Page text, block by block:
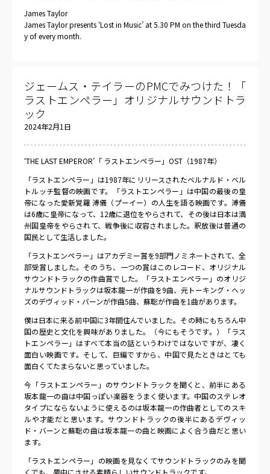
James Taylor
James Taylor presents ‘Lost in Music’ at 5.30 PM on the third Tuesda
y of every month.
ジェームス・テイラーのPMCでみつけた！「
ラストエンペラー」オリジナルサウンドトラ
ック
2024年2月1日
‘THE LAST EMPEROR’「 ラストエンペラー」OST（1987年）
「ラストエンペラー」は1987年にリリースされたベルナルド・ベル
トルッチ監督の映画です。「ラストエンペラー」は中国の最後の皇
帝になった愛新覚羅 溥儀（プーイー）の人生を語る映画です。溥儀
は6歳に皇帝になって、12歳に退位をやらされて、その後は日本は満
州国皇帝をやらされて、戦争後に収容されました。釈放後は普通の
国民として生活しました。
「ラストエンペラー」はアカデミー賞を9部門ノミネートされて、全
部受賞しました。そのうち、一つの賞はこのレコード、オリジナル
サウンドトラックの作曲賞でした。「ラストエンペラー」のオリジ
ナルサウンドトラックは坂本龍一が作曲を9曲、元トーキング・ヘッ
ズのデヴィッド・バーンが作曲5曲、蘇聡が作曲を1曲があります。
僕は日本に来る前中国に3年間住んでいました。その時にもちろん中
国の歴史と文化を興味がありました。（今にもそうです。）「ラス
トエンペラー」はすべて本当の話というわけではないですが、凄く
面白い映画です。そして、巨編ですから、中国で見たときはとても
面白くてたまらないと思っていました。
今「ラストエンペラー」のサウンドトラックを聞くと、前半にある
坂本龍一の曲は中国っぽい楽器をうまく使います。中国のステレオ
タイプにならないように使えるのは坂本龍一の作曲者としてのスキ
ルや才能だと思います。サウンドトラックの後半にあるデヴィッ
ド・バーンと蘇聡の曲は坂本龍一の曲と映画によく合う曲だと思い
ます。
「ラストエンペラー」の映画を見なくてサウンドトラックのみを聞
くでも、夢中にさせる素晴らしいサウンドトラックです。